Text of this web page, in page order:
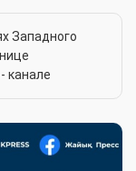
Западного
- канале